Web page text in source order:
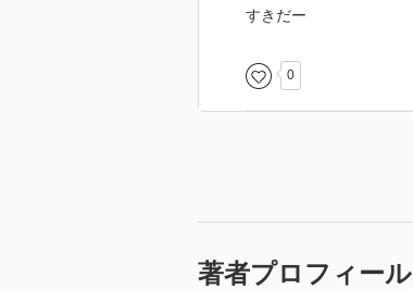
すきだー
0
著者プロフィール